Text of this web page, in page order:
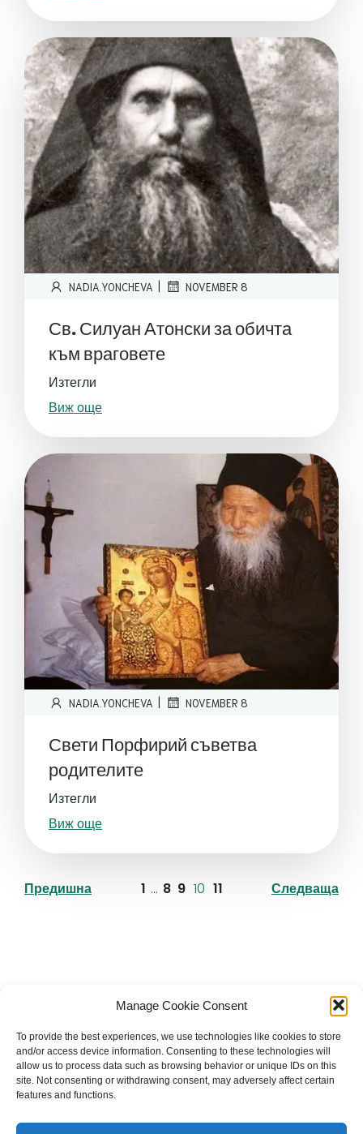
Manage Cookie Consent
To provide the best experiences, we use technologies like cookies to store
and/or access device information. Consenting to these technologies will
allow us to process data such as browsing behavior or unique IDs on this
site. Not consenting or withdrawing consent, may adversely affect certain
features and functions.
NADIA.YONCHEVA | NOVEMBER 8
Св. Силуан Атонски за обичта
към враговете
Изтегли
Виж още
NADIA.YONCHEVA | NOVEMBER 8
Свети Порфирий съветва
родителите
Изтегли
Виж още
Предишна 1 … 8 9 10 11 Следваща
Българска православна църква "Св.
The Bulgarian Orthodox Community of St John of